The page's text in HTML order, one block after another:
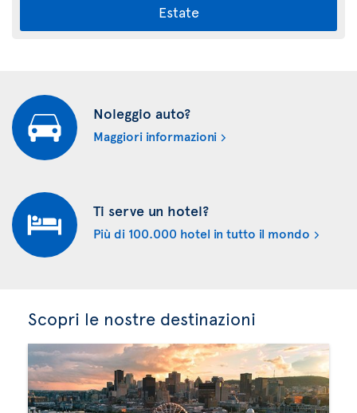
Estate
Noleggio auto?
Maggiori informazioni
Ti serve un hotel?
Più di 100.000 hotel in tutto il mondo
Scopri le nostre destinazioni